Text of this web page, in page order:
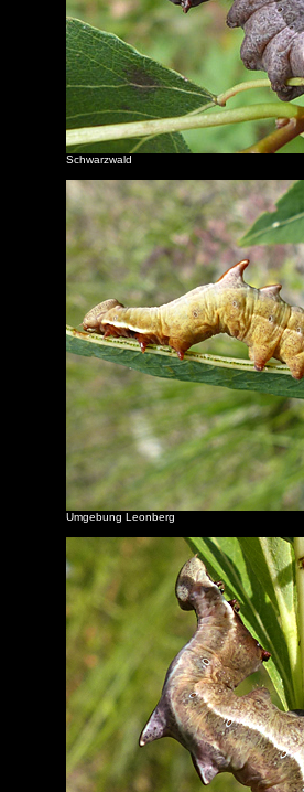
Schwarzwald
Umgebung Leonberg